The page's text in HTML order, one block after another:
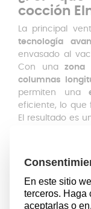
cocción
La principal
tecnología
envasado al
Con una zona
columnas
permiten una
eficiente, lo que
El resultado es
sabor como
Con tecnología
central de